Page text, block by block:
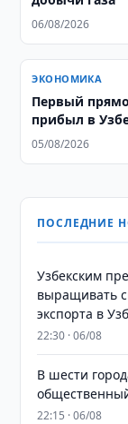
06/08/2026
ЭКОНОМИКА
Первый
прибыл в
05/08/2026
ПОСЛЕДНИЕ
Узбекским
выращивать
экспорта в
22:30 · 06/08
В шести
22:15 · 06/08